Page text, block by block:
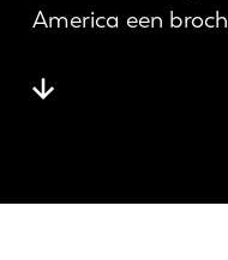
America een
Over LVD
Ontdek LVD
Kenniscentrum